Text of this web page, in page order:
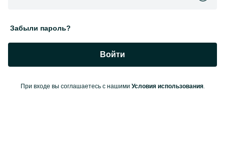
Забыли пароль?
Войти
При входе вы соглашаетесь с нашими Условия использования.